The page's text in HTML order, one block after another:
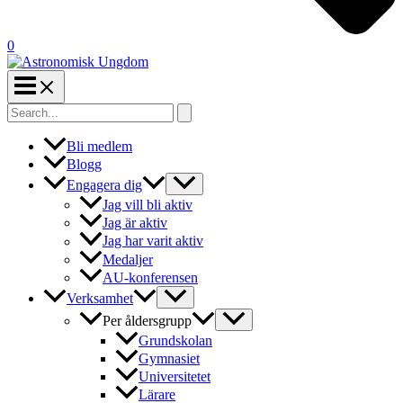
0
Search
for:
Bli medlem
Blogg
Engagera dig
Jag vill bli aktiv
Jag är aktiv
Jag har varit aktiv
Medaljer
AU-konferensen
Verksamhet
Per åldersgrupp
Grundskolan
Gymnasiet
Universitetet
Lärare